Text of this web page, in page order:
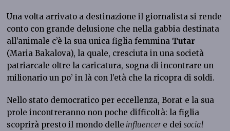
Una volta arrivato a destinazione il giornalista si rende
conto con grande delusione che nella gabbia destinata
all’animale c’è la sua unica figlia femmina Tutar
(Maria Bakalova), la quale, cresciuta in una società
patriarcale oltre la caricatura, sogna di incontrare un
milionario un po’ in là con l’età che la ricopra di soldi.
Nello stato democratico per eccellenza, Borat e la sua
prole incontreranno non poche difficoltà: la figlia
scoprirà presto il mondo delle influencer e deisocial